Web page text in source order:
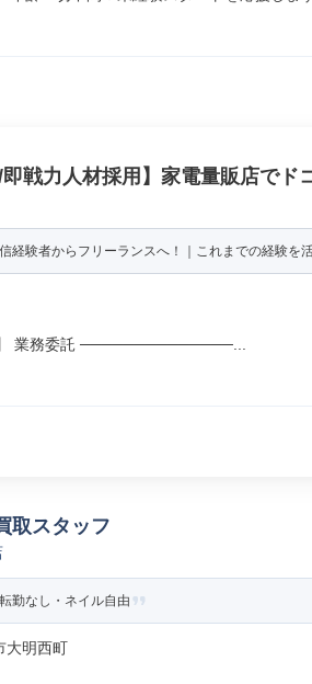
即戦力人材採用】家電量販店でド
経験者からフリーランスへ！｜これまでの経験を
業務委託 ──────────────...
取スタッフ
勤なし・ネイル自由
大明西町